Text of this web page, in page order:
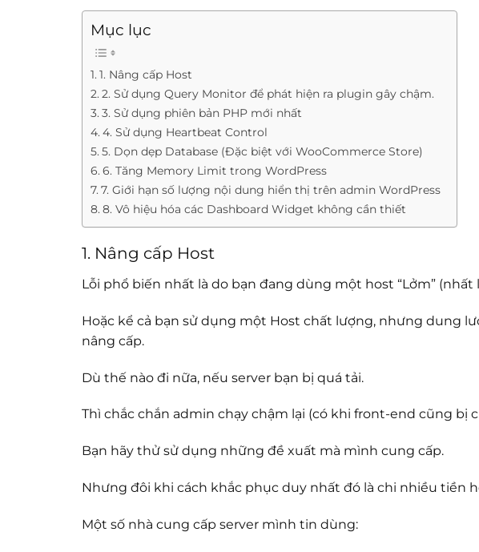
Mục lục
1. Nâng cấp Host
2. Sử dụng Query Monitor để phát hiện ra plugin gây chậm.
3. Sử dụng phiên bản PHP mới nhất
4. Sử dụng Heartbeat Control
5. Dọn dẹp Database (Đặc biệt với WooCommerce Store)
6. Tăng Memory Limit trong WordPress
7. Giới hạn số lượng nội dung hiển thị trên admin WordPress
8. Vô hiệu hóa các Dashboard Widget không cần thiết
1. Nâng cấp Host
Lỗi phổ biến nhất là do bạn đang dùng một host “Lởm” (nhất
Hoặc kể cả bạn sử dụng một Host chất lượng, nhưng dung
nâng cấp.
Dù thế nào đi nữa, nếu server bạn bị quá tải.
Thì chắc chắn admin chạy chậm lại (có khi front-end cũng bị
Bạn hãy thử sử dụng những đề xuất mà mình cung cấp.
Nhưng đôi khi cách khắc phục duy nhất đó là chi nhiều tiền
Một số nhà cung cấp server mình tin dùng: